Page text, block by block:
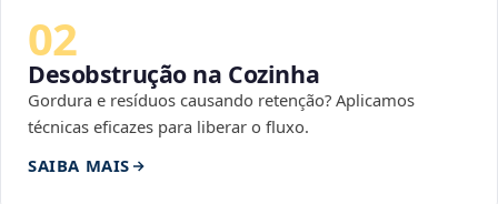
02
Desobstrução na Cozinha
Gordura e resíduos causando retenção? Aplicamos
técnicas eficazes para liberar o fluxo.
SAIBA MAIS